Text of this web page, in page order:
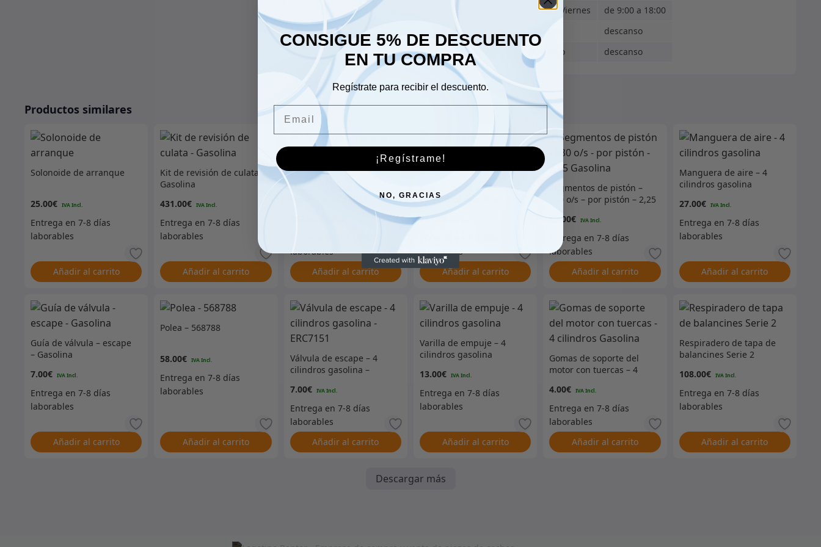
Lunes - Viernes
de 9:00 a 18:00
descanso
Domingo
descanso
Productos similares
Solonoide de arranque
25.00€
Añadir al carrito
Kit de revisión de culata –
Gasolina
431.00€
Añadir al carrito
Motor de arranque
Powerlite – OFERTA
ESPECIAL – RTC5225HD
Añadir al carrito
Solenoide de arranque –
4 cilindros gasolina –
13H5952L
15.00
Añadir al carrito
Segmentos de pistón –
030 o/s – por pistón – 2,25
12.00€
Añadir al carrito
Manguera de aire – 4
cilindros gasolina
27.00€
Añadir al carrito
Guía de válvula – escape
– Gasolina
7.00€
Añadir al carrito
Polea – 568788
58.00€
Añadir al carrito
Válvula de escape – 4
cilindros gasolina –
7.00€
Añadir al carrito
Varilla de empuje – 4
cilindros gasolina
13.00€
Añadir al carrito
Gomas de soporte del
motor con tuercas – 4
4.00€
Añadir al carrito
Respiradero de tapa de
balancines Serie 2
108.00€
Añadir al carrito
Descargar más
CONSIGUE 5% DE DESCUENTO
EN TU COMPRA
Regístrate para recibir el descuento.
¡Regístrame!
NO, GRACIAS